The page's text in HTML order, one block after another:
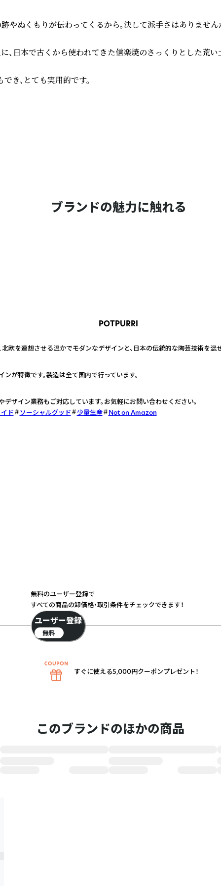
くもりが伝わってくるから。決して派手さはありま
で古くから使われてきた信楽焼のさっくりとした
き、とても実用的です。
ブランドの魅力に触れる
POTPURRI
欧を連想させる温かでモダンなデザインと、日本の伝統的な陶芸技術を混
が特徴です。製造は全て国内で行っています。
ザイン業務もご対応しています。お気軽にお問い合わせください。
ド
ソーシャルグッド 少量生産 Not on Amazon
このブランドのほかの商品
無料のユーザー登録で
すべての商品の卸価格・取引条件をチェックできます！
ユーザー登録
無料
すぐに使える5,000円クーポンプレゼント！